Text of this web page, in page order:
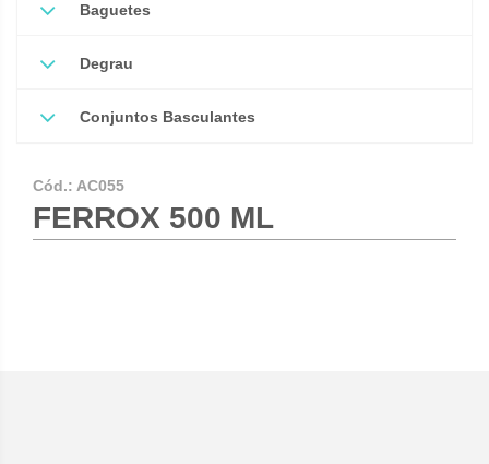
Baguetes
Degrau
Conjuntos Basculantes
Cód.: AC055
FERROX 500 ML